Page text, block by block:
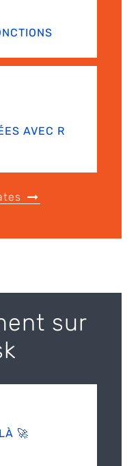
AVEC R
sur
🚀